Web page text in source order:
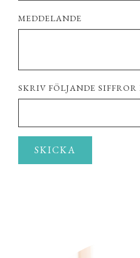
MEDDELANDE
SKRIV FÖLJANDE SIFFROR
SKICKA